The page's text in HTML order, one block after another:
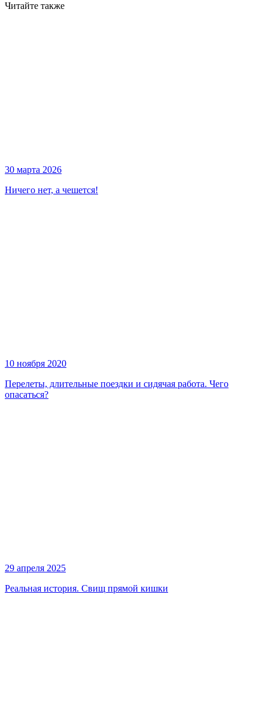
Читайте также
30 марта 2026
Ничего нет, а чешется!
10 ноября 2020
Перелеты, длительные поездки и сидячая работа. Чего
опасаться?
29 апреля 2025
Реальная история. Свищ прямой кишки